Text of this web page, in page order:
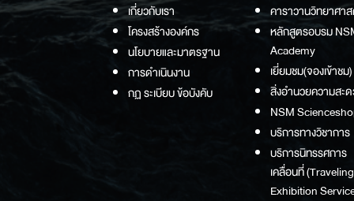
เกี่ยวกับเรา
โครงสร้างองค์กร
นโยบายและมาตรฐาน
การดำเนินงาน
กฏ ระเบียบ ข้อบังคับ
คาราวานวิทยาศา
หลักสูตรอบรม
Academy
เยี่ยมชม(จองเข้าชม)
สิ่งอำนวยความสะ
NSM
บริการทางวิชาการ
บริการนิทรรศการ
เคลื่อนที่ (Traveling
Exhibition